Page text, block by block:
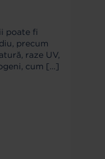
poate fi
precum
raze UV,
cum […]